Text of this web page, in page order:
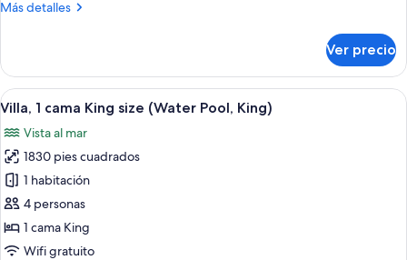
size
Pool,
King)
Más detalles
Más
1
cama
King
(Sunset
Beach
Pool,
King)
Ver precio
Abrir
todas
las
fotos
de
Villa,
1
cama
Una estructura de madera que se
10
Villa, 1 cama King size (Water Pool, King)
Vista al mar
1830 pies cuadrados
1 habitación
4 personas
1 cama King
Wifi gratuito